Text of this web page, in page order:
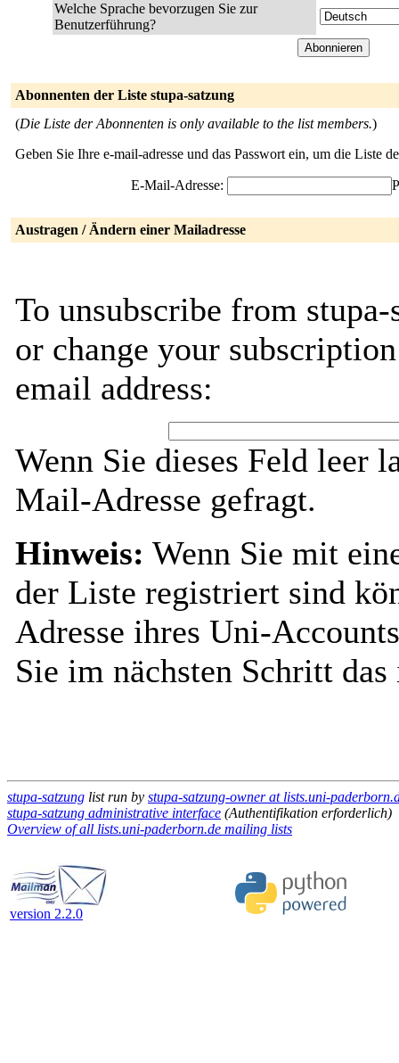
Welche Sprache bevorzugen Sie zur
Benutzerführung?
Abonnenten der Liste stupa-satzung
(Die Liste der Abonnenten is only available to the list members.)
Geben Sie Ihre e-mail-adresse und das Passwort ein, um die Liste
E-Mail-Adresse:
Austragen / Ändern einer Mailadresse
To unsubscribe from
or change your
email address:
Wenn Sie dieses Feld leer
Mail-Adresse gefragt.
Hinweis: Wenn Sie mit
der Liste registriert sind
Adresse ihres Uni-
Sie im nächsten Schritt
stupa-satzung list run by stupa-satzung-owner at lists.uni-
stupa-satzung administrative interface (Authentifikation erforderlich)
Overview of all lists.uni-paderborn.de mailing lists
version 2.2.0